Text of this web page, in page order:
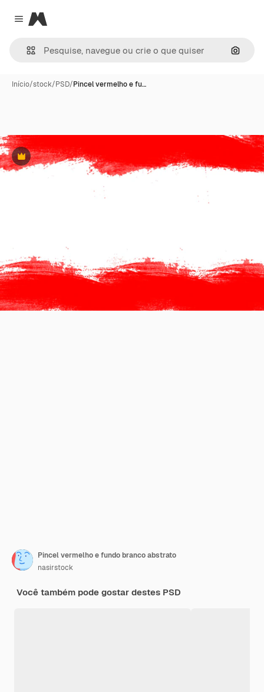
Close menu
Magnific
Início/stock/PSD/Pincel vermelho e fu…
Premium
Pincel vermelho e fundo branco abstrato
nasirstock
Você também pode gostar destes PSD